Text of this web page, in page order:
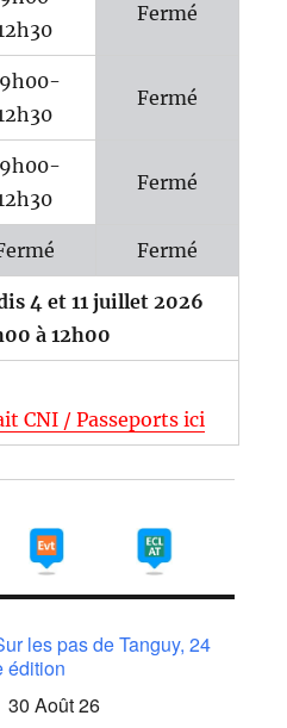
Fermé
Fermé
Fermé
Fermé
4 et 11 juillet 2026
à 12h00
CNI / Passeports ici
les pas de Tanguy, 24
édition
30 Août 26